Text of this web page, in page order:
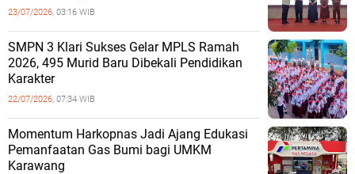
23/07/2026, 03:16 WIB
SMPN 3 Klari Sukses Gelar MPLS Ramah
2026, 495 Murid Baru Dibekali Pendidikan
Karakter
22/07/2026, 07:34 WIB
Momentum Harkopnas Jadi Ajang Edukasi
Pemanfaatan Gas Bumi bagi UMKM
Karawang